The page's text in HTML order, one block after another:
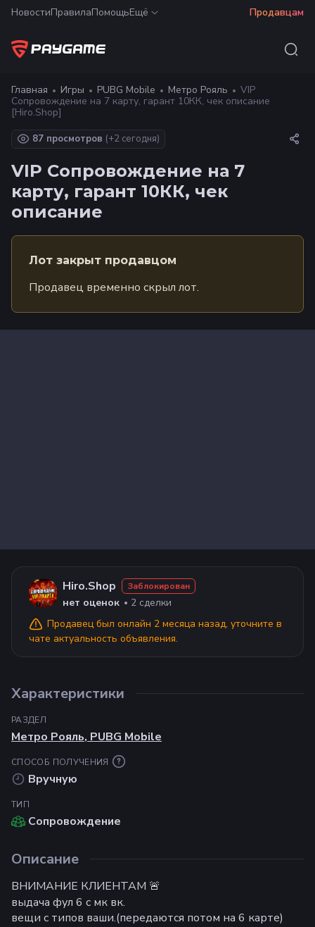
НовостиПравилаПомощьЕщё Продавцам
Главная Игры PUBG Mobile Метро Рояль
VIP
Сопровождение на 7 карту, гарант 10КК, чек описание
[Hiro.Shop]
87 просмотров (+2 сегодня)
VIP Сопровождение на 7
карту, гарант 10КК, чек
описание
Лот закрыт продавцом
Продавец временно скрыл лот.
Hiro.Shop Заблокирован
нет оценок 2 сделки
Продавец был онлайн 2 месяца назад, уточните в
чате актуальность объявления.
Характеристики
РАЗДЕЛ
Метро Рояль, PUBG Mobile
СПОСОБ ПОЛУЧЕНИЯ
Вручную
ТИП
Сопровождение
Описание
ВНИМАНИЕ КЛИЕНТАМ 🚨
выдача фул 6 с мк вк.
вещи с типов ваши.(передаются потом на 6 карте)